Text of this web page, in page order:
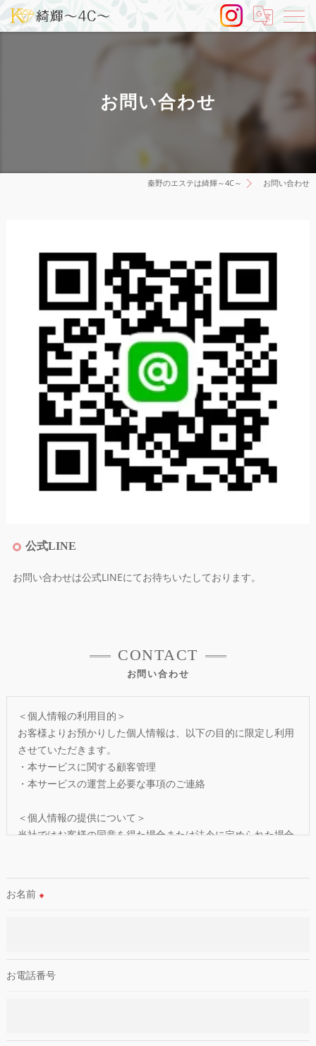
お問い合わせ
秦野のエステは綺輝～4C～ お問い合わせ
公式LINE
お問い合わせは公式LINEにてお待ちいたしております。
お問い合わせ
CONTACT
＜個人情報の利用目的＞
お客様よりお預かりした個人情報は、以下の目的に限定し利用
させていただきます。
・本サービスに関する顧客管理
・本サービスの運営上必要な事項のご連絡
＜個人情報の提供について＞
当社ではお客様の同意を得た場合または法令に定められた場合
＜個人情報の委託について＞
適切な監督を行います。
理対策を実施します。
お名前 ※
お電話番号